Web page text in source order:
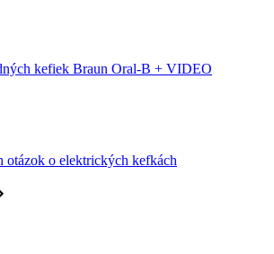
kefiek Braun Oral-B + VIDEO
otázok o elektrických kefkách